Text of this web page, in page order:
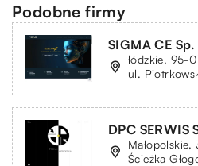
Podobne firmy
SIGMA CE
łódzkie, 95-
ul.
DPC SERWIS
Ścieżka